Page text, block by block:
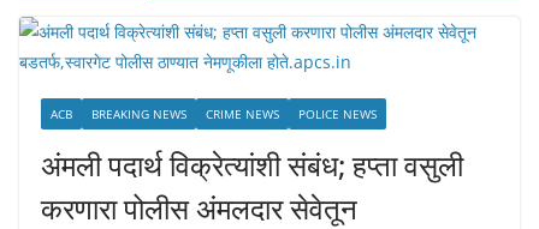
ACB BREAKING NEWS CRIME NEWS POLICE NEWS
अंमली पदार्थ विक्रेत्यांशी संबंध; हप्ता वसुली
करणारा पोलीस अंमलदार सेवेतून